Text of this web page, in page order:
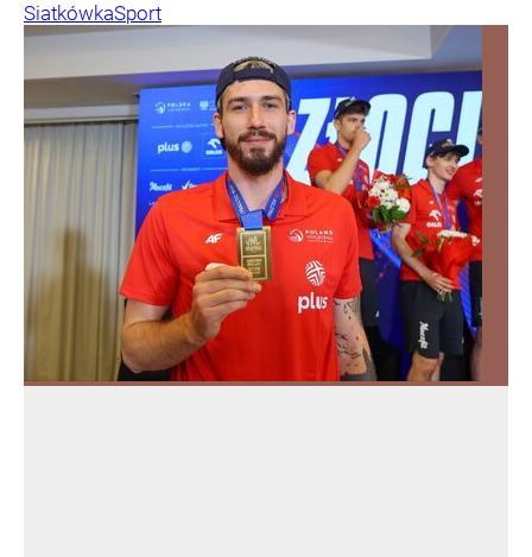
SiatkówkaSport